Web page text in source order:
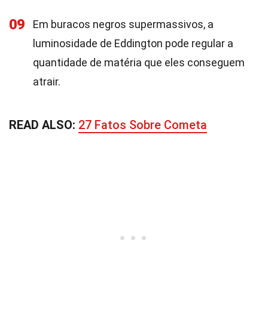
09
Em buracos negros supermassivos, a
luminosidade de Eddington pode regular a
quantidade de matéria que eles conseguem
atrair.
READ ALSO: 27 Fatos Sobre Cometa